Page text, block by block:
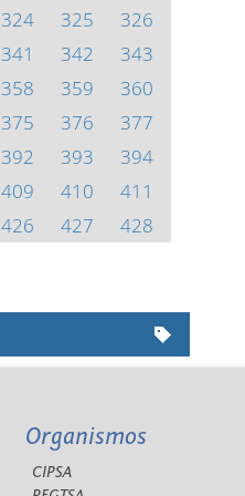
324 325
326
341 342
343
358 359
360
375 376
377
392 393
394
409 410
411
426 427
428
Organismos
CIPSA